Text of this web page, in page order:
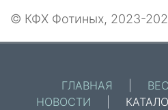
© КФХ Фотиных, 2023-
ГЛАВНАЯ
НОВОСТИ